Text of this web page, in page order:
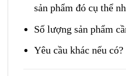
sản phẩm đó cụ thể
Số lượng sản phẩm
Yêu cầu khác nếu có?